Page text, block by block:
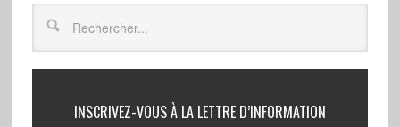
INSCRIVEZ-VOUS À LA LETTRE D’INFORMATION